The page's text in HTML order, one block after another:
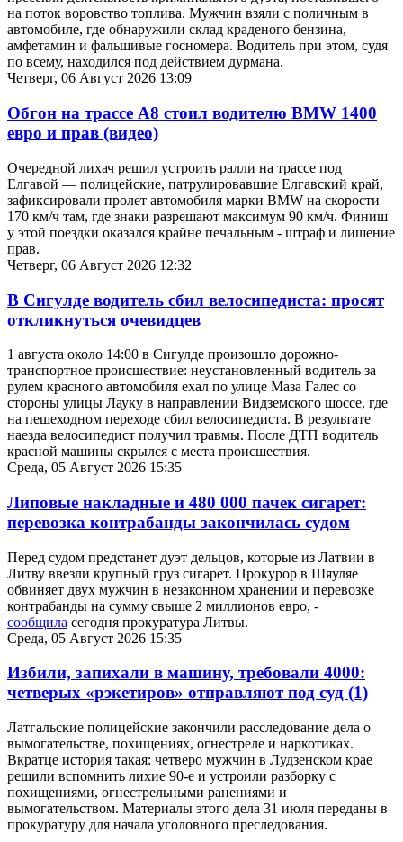
на поток воровство топлива. Мужчин взяли с поличным в
автомобиле, где обнаружили склад краденого бензина,
амфетамин и фальшивые госномера. Водитель при этом, судя
по всему, находился под действием дурмана.
Четверг, 06 Август 2026 13:09
Обгон на трассе А8 стоил водителю BMW 1400
евро и прав (видео)
Очередной лихач решил устроить ралли на трассе под
Елгавой — полицейские, патрулировавшие Елгавский край,
зафиксировали пролет автомобиля марки BMW на скорости
170 км/ч там, где знаки разрешают максимум 90 км/ч. Финиш
у этой поездки оказался крайне печальным - штраф и лишение
прав.
Четверг, 06 Август 2026 12:32
В Сигулде водитель сбил велосипедиста: просят
откликнуться очевидцев
1 августа около 14:00 в Сигулде произошло дорожно-
транспортное происшествие: неустановленный водитель за
рулем красного автомобиля ехал по улице Маза Галес со
стороны улицы Лауку в направлении Видземского шоссе, где
на пешеходном переходе сбил велосипедиста. В результате
наезда велосипедист получил травмы. После ДТП водитель
красной машины скрылся с места происшествия.
Среда, 05 Август 2026 15:35
Липовые накладные и 480 000 пачек сигарет:
перевозка контрабанды закончилась судом
Перед судом предстанет дуэт дельцов, которые из Латвии в
Литву ввезли крупный груз сигарет. Прокурор в Шяуляе
обвиняет двух мужчин в незаконном хранении и перевозке
контрабанды на сумму свыше 2 миллионов евро, -
сообщила сегодня прокуратура Литвы.
Среда, 05 Август 2026 15:35
Избили, запихали в машину, требовали 4000:
четверых «рэкетиров» отправляют под суд (1)
Латгальские полицейские закончили расследование дела о
вымогательстве, похищениях, огнестреле и наркотиках.
Вкратце история такая: четверо мужчин в Лудзенском крае
решили вспомнить лихие 90-е и устроили разборку с
похищениями, огнестрельными ранениями и
вымогательством. Материалы этого дела 31 июля переданы в
прокуратуру для начала уголовного преследования.